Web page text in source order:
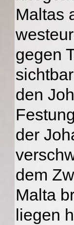
Maltas
gegen
den
der
dem
Malta
liegen